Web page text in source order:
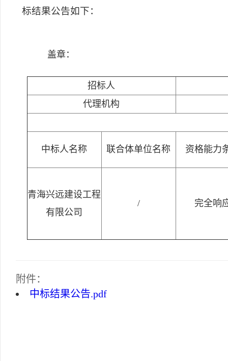
标结果公告如下：
盖章：
招标人
代理机构
中标人名称 联合体单位名称 资格能力
青海兴远建设工程
有限公司
/ 完全响
附件：
中标结果公告.pdf